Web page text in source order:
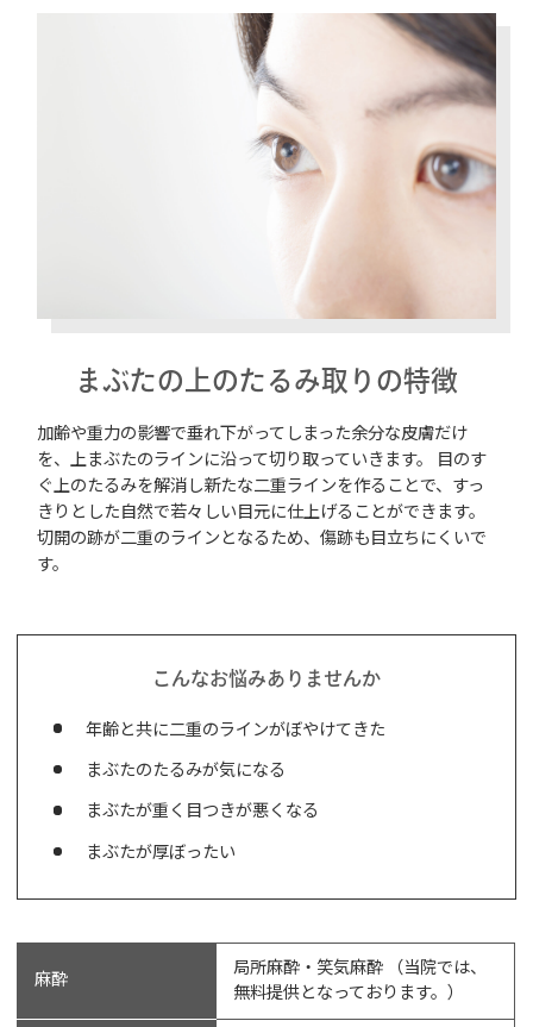
まぶたの上のたるみ取りの特徴
加齢や重力の影響で垂れ下がってしまった余分な皮膚だけ
を、上まぶたのラインに沿って切り取っていきます。 目のす
ぐ上のたるみを解消し新たな二重ラインを作ることで、すっ
きりとした自然で若々しい目元に仕上げることができます。
切開の跡が二重のラインとなるため、傷跡も目立ちにくいで
す。
こんなお悩みありませんか
年齢と共に二重のラインがぼやけてきた
まぶたのたるみが気になる
まぶたが重く目つきが悪くなる
まぶたが厚ぼったい
麻酔
局所麻酔・笑気麻酔 （当院では、
無料提供となっております。）